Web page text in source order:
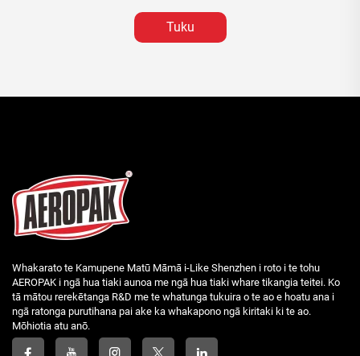
Tuku
Whakarato te Kamupene Matū Māmā i-Like Shenzhen i roto i te tohu
AEROPAK i ngā hua tiaki aunoa me ngā hua tiaki whare tikangia teitei. Ko
tā mātou rerekētanga R&D me te whatunga tukuira o te ao e hoatu ana i
ngā ratonga purutihana pai ake ka whakapono ngā kiritaki ki te ao.
Mōhiotia atu anō.